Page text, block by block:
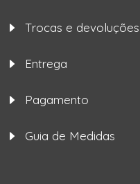
Trocas e devoluções
Entrega
Pagamento
Guia de Medidas